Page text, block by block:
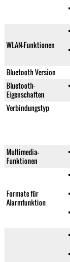
WLAN-Funktionen
Bluetooth Version
Bluetooth-
Eigenschaften
Verbindungstyp
Multimedia-
Funktionen
Formate für
Alarmfunktion